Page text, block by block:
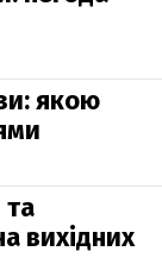
якою
та
вихідних